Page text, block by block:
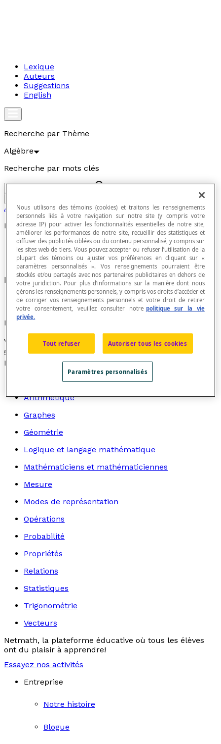
Lexique
Auteurs
Suggestions
English
Recherche par Thème
Algèbre
Recherche par mots clés
Algèbre
Matrice carrée
Matrice qui a autant de lignes que de colonnes.
Exemple
Voici une matrice 3 × 3 : [latex]\begin{pmatrix}1 & 3 & –
5\\3 & 2 & 8\\6 & –4 & –3\end{pmatrix}[/latex]
Recherche par thème
Arithmétique
Graphes
Géométrie
Logique et langage mathématique
Mathématiciens et mathématiciennes
Mesure
Modes de représentation
Opérations
Probabilité
Propriétés
Relations
Statistiques
Trigonométrie
Vecteurs
Netmath, la plateforme éducative où tous les élèves
ont du plaisir à apprendre!
Essayez nos activités
Entreprise
Notre histoire
Blogue
Nous utilisons des témoins (cookies) et traitons les renseignements
personnels liés à votre navigation sur notre site (y compris votre
adresse IP) pour activer les fonctionnalités essentielles de notre site,
améliorer les performances de notre site, recueillir des statistiques et
diffuser des publicités ciblées ou du contenu personnalisé, y compris sur
les sites web de tiers. Vous pouvez accepter ou refuser l’utilisation de la
plupart des témoins ou ajuster vos préférences en cliquant sur «
paramètres personnalisés ». Vos renseignements pourraient être
stockés et/ou partagés avec nos partenaires publicitaires en dehors de
votre juridiction. Pour plus d’informations sur la manière dont nous
gérons les renseignements personnels, y compris vos droits d’accéder et
de corriger vos renseignements personnels et votre droit de retirer
votre consentement, veuillez consulter notre politique sur la vie
privée.
Tout refuser Autoriser tous les cookies
Paramètres personnalisés